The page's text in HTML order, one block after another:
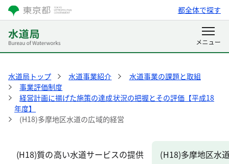
都全体で探す
水道局トップ 水道事業紹介
水道事業の課題と取組
事業評価制度
経営計画に揚げた施策の達成状況の把握とその評価【平成18
年度】
(H18)多摩地区水道の広域的経営
(H18)質の高い水道サービスの提供 (H18)多摩地区水